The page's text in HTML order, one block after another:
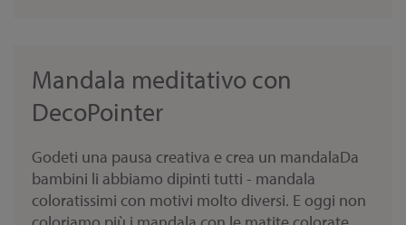
Mandala meditativo con
DecoPointer
Godeti una pausa creativa e crea un mandalaDa
bambini li abbiamo dipinti tutti - mandala
coloratissimi con motivi molto diversi. E oggi non